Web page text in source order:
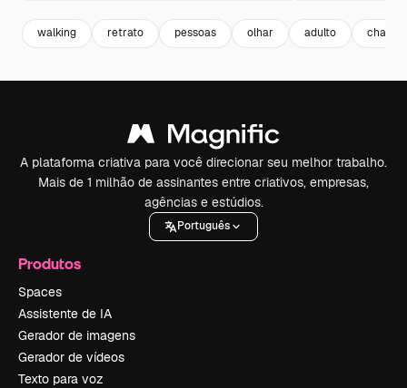
walking retrato pessoas olhar adulto
A plataforma criativa para você direcionar seu melhor trabalho.
Mais de 1 milhão de assinantes entre criativos, empresas,
agências e estúdios.
Português
Produtos
Spaces
Assistente de IA
Gerador de imagens
Gerador de vídeos
Texto para voz